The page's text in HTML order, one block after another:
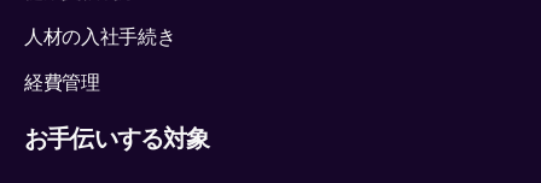
人材の入社手続き
経費管理
お手伝いする対象